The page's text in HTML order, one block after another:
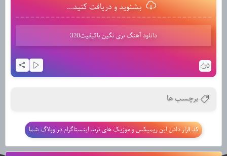
بشنوید و دریافت کنید...
دانلود آهنگ نری نگین باکیفیت320
0
برچسب ها
کد قرار دادن این ریمیکس و موزیک های ترند اینستاگرام در وبلاگ شما